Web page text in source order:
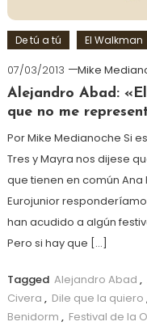
De tú a tú El Walkman
07/03/2013
Mike
Alejandro Abad:
que no me
Por Mike Medianoche Si
Tres y Mayra nos dijese
que tienen en común Ana
Eurojunior
han acudido a algún
Pero si hay que […]
Tagged Alejandro Abad ,
Civera , Dile que la quiero
Benidorm , Festival de la